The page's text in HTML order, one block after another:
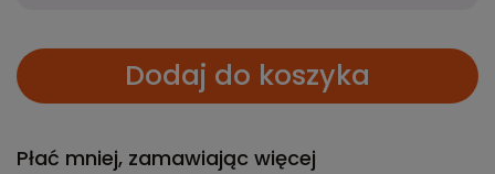
Dodaj do koszyka
Płać mniej, zamawiając więcej